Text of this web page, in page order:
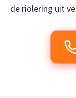
de riolering uit